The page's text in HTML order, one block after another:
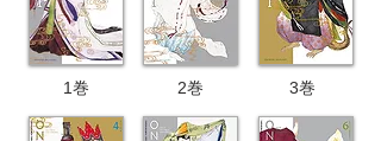
1巻 2巻 3巻